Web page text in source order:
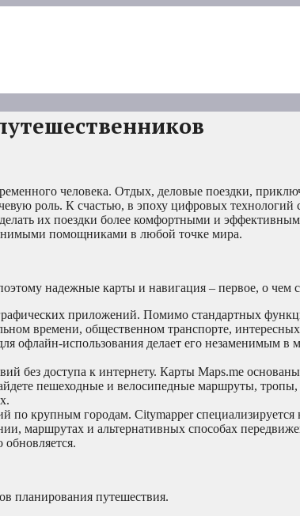
человека. Отдых, деловые поездки,
роль. К счастью, в эпоху цифровых
их поездки более комфортными и
помощниками в любой точке мира.
надежные карты и навигация – первое, о чем
приложений. Помимо стандартных
времени, общественном транспорте,
офлайн-использования делает его незаменимым в
без доступа к интернету. Карты Maps.me
пешеходные и велосипедные маршруты, тропы,
по крупным городам. Citymapper специализируется
маршрутах и альтернативных способах
планирования путешествия.